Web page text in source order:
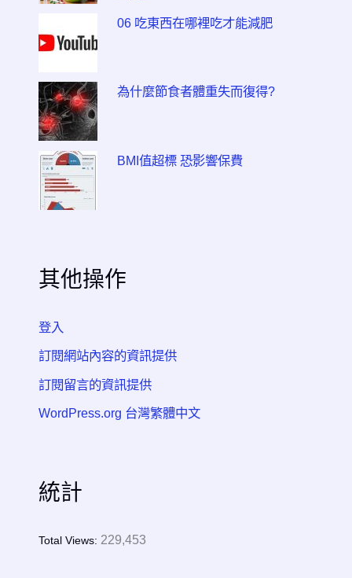
06 吃東西在哪裡吃才能減肥
為什麼節食者體重失而復得?
BMI值超標 恐影響保費
其他操作
登入
訂閱網站內容的資訊提供
訂閱留言的資訊提供
WordPress.org 台灣繁體中文
統計
Total Views: 229,453